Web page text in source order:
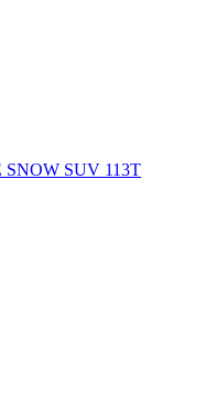
SNOW SUV 113T